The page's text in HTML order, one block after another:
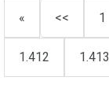
« << 1
1.412 1.413